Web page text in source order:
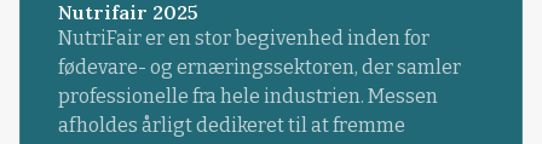
Nutrifair 2025
NutriFair er en stor begivenhed inden for
fødevare- og ernæringssektoren, der samler
professionelle fra hele industrien. Messen
afholdes årligt dedikeret til at fremme